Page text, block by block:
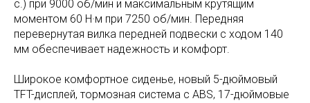
с.) при 9000 об/мин и максимальным крутящим
моментом 60 Н·м при 7250 об/мин. Передняя
перевернутая вилка передней подвески с ходом 140
мм обеспечивает надежность и комфорт.
Широкое комфортное сиденье, новый 5-дюймовый
TFT-дисплей, тормозная система с ABS, 17-дюймовые